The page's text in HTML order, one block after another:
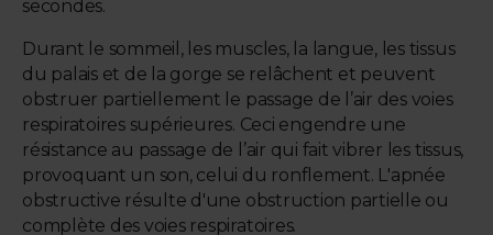
secondes.
Durant le sommeil, les muscles, la langue, les tissus
du palais et de la gorge se relâchent et peuvent
obstruer partiellement le passage de l’air des voies
respiratoires supérieures. Ceci engendre une
résistance au passage de l’air qui fait vibrer les tissus,
provoquant un son, celui du ronflement. L'apnée
obstructive résulte d'une obstruction partielle ou
complète des voies respiratoires.